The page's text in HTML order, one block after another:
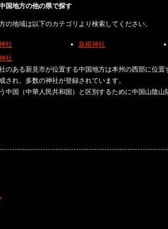
国地方の他の県で探す
の地域は以下のカテゴリより検索してください。
社 島根神社
社
のある新見市が位置する中国地方は本州の西部に位
され、多数の神社が登録されています。
中国（中華人民共和国）と区別するために中国山陰山